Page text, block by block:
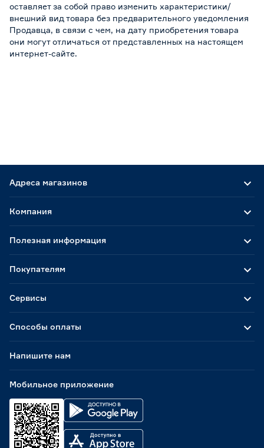
оставляет за собой право изменить характеристики/
внешний вид товара без предварительного уведомления
Продавца, в связи с чем, на дату приобретения товара
они могут отличаться от представленных на настоящем
интернет-сайте.
Адреса магазинов
Способы оплаты
Мобильное приложение
Компания
Полезная информация
Покупателям
Сервисы
Напишите нам